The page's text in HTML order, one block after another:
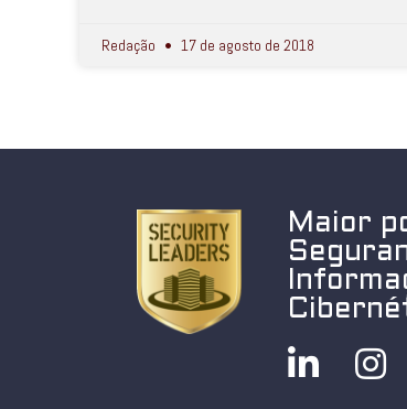
Redação 17 de agosto de 2018
Maior